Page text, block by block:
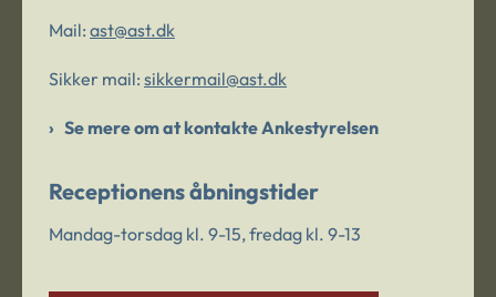
Mail: ast@ast.dk
Sikker mail: sikkermail@ast.dk
Se mere om at kontakte Ankestyrelsen
Receptionens åbningstider
Mandag-torsdag kl. 9-15, fredag kl. 9-13